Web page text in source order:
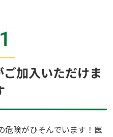
加入いただけま
危険がひそんでいます！医